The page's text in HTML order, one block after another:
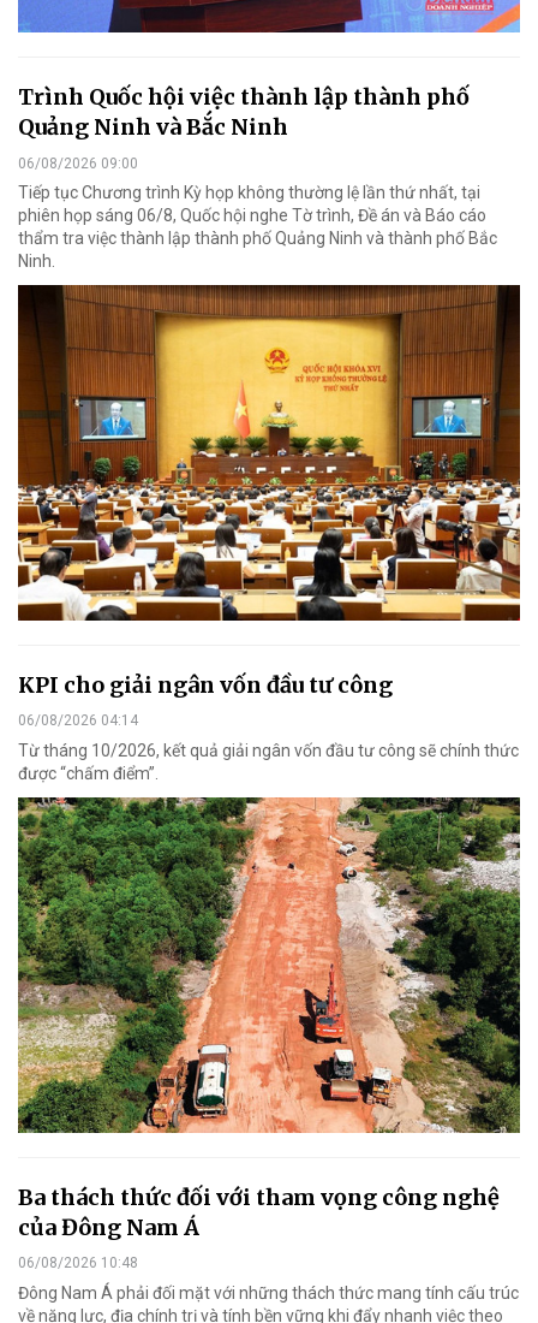
Trình Quốc hội việc thành lập thành phố
Quảng Ninh và Bắc Ninh
06/08/2026 09:00
Tiếp tục Chương trình Kỳ họp không thường lệ lần thứ nhất, tại
phiên họp sáng 06/8, Quốc hội nghe Tờ trình, Đề án và Báo cáo
thẩm tra việc thành lập thành phố Quảng Ninh và thành phố Bắc
Ninh.
KPI cho giải ngân vốn đầu tư công
06/08/2026 04:14
Từ tháng 10/2026, kết quả giải ngân vốn đầu tư công sẽ chính thức
được “chấm điểm”.
Ba thách thức đối với tham vọng công nghệ
của Đông Nam Á
06/08/2026 10:48
Đông Nam Á phải đối mặt với những thách thức mang tính cấu trúc
về năng lực, địa chính trị và tính bền vững khi đẩy nhanh việc theo